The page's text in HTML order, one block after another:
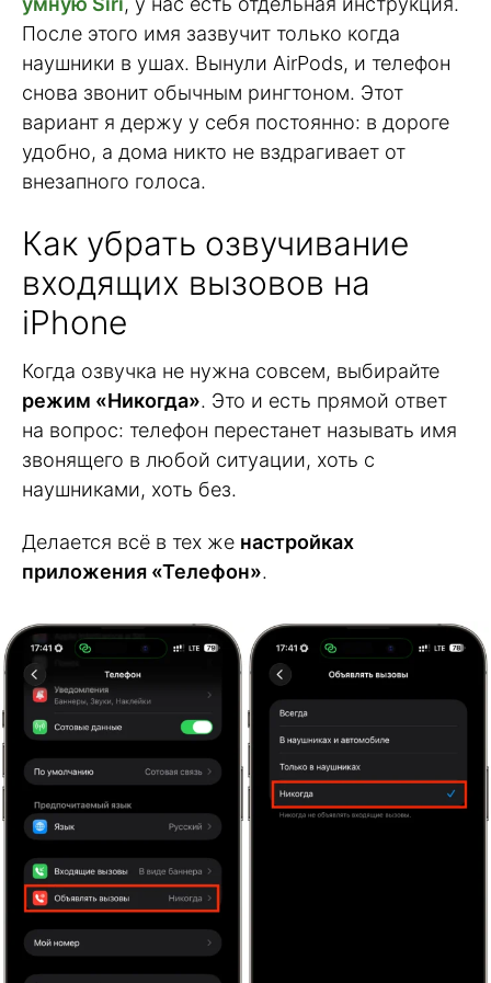
После этого имя зазвучит только когда
наушники в ушах. Вынули AirPods, и телефон
снова звонит обычным рингтоном. Этот
вариант я держу у себя постоянно: в дороге
удобно, а дома никто не вздрагивает от
внезапного голоса.
Как убрать озвучивание
входящих вызовов на
iPhone
Когда озвучка не нужна совсем, выбирайте
режим «Никогда». Это и есть прямой ответ
на вопрос: телефон перестанет называть имя
звонящего в любой ситуации, хоть с
наушниками, хоть без.
Делается всё в тех же настройках
приложения «Телефон».